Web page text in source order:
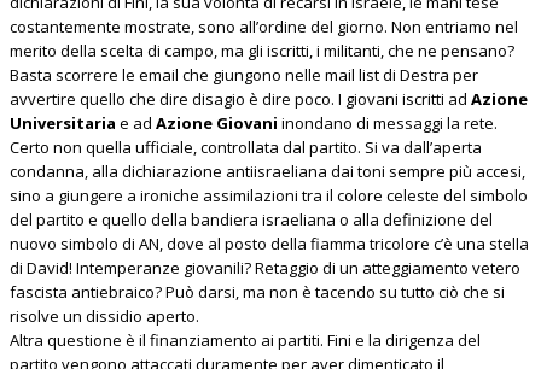
costantemente mostrate, sono all’ordine del giorno. Non entriamo nel
merito della scelta di campo, ma gli iscritti, i militanti, che ne pensano?
Basta scorrere le email che giungono nelle mail list di Destra per
avvertire quello che dire disagio è dire poco. I giovani iscritti ad Azione
Universitaria e ad Azione Giovani inondano di messaggi la rete.
Certo non quella ufficiale, controllata dal partito. Si va dall’aperta
condanna, alla dichiarazione antiisraeliana dai toni sempre più accesi,
sino a giungere a ironiche assimilazioni tra il colore celeste del simbolo
del partito e quello della bandiera israeliana o alla definizione del
nuovo simbolo di AN, dove al posto della fiamma tricolore c’è una stella
di David! Intemperanze giovanili? Retaggio di un atteggiamento vetero
fascista antiebraico? Può darsi, ma non è tacendo su tutto ciò che si
risolve un dissidio aperto.
Altra questione è il finanziamento ai partiti. Fini e la dirigenza del
partito vengono attaccati duramente per aver dimenticato il